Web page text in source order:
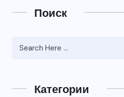
Поиск
Категории